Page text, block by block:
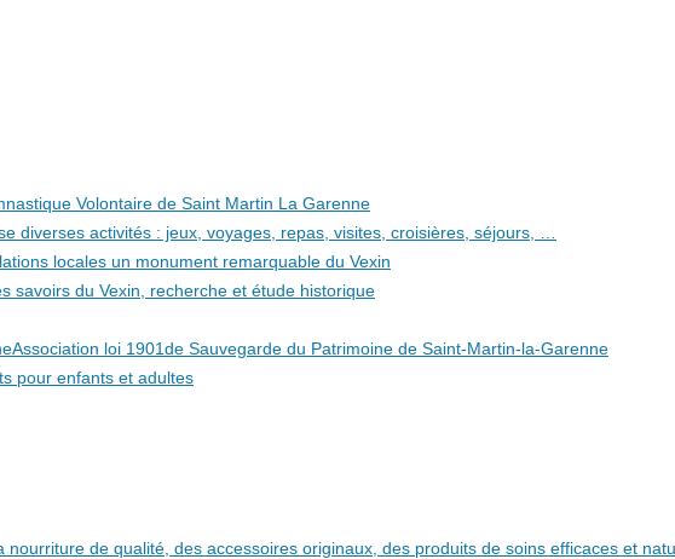
Volontaire de Saint Martin La Garenne
diverses activités : jeux, voyages, repas, visites, croisières, séjours, …
locales un monument remarquable du Vexin
savoirs du Vexin, recherche et étude historique
Association loi 1901de Sauvegarde du Patrimoine de Saint-Martin-la-Garenne
pour enfants et adultes
nourriture de qualité, des accessoires originaux, des produits de soins efficaces et